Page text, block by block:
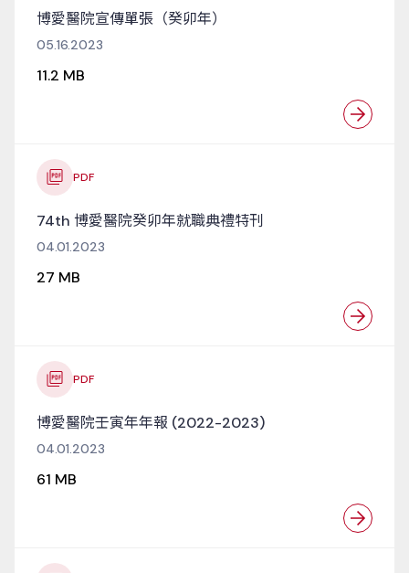
博愛醫院宣傳單張（癸卯年）
05.16.2023
11.2 MB
PDF
74th 博愛醫院癸卯年就職典禮特刊
04.01.2023
27 MB
PDF
博愛醫院壬寅年年報 (2022-2023)
04.01.2023
61 MB